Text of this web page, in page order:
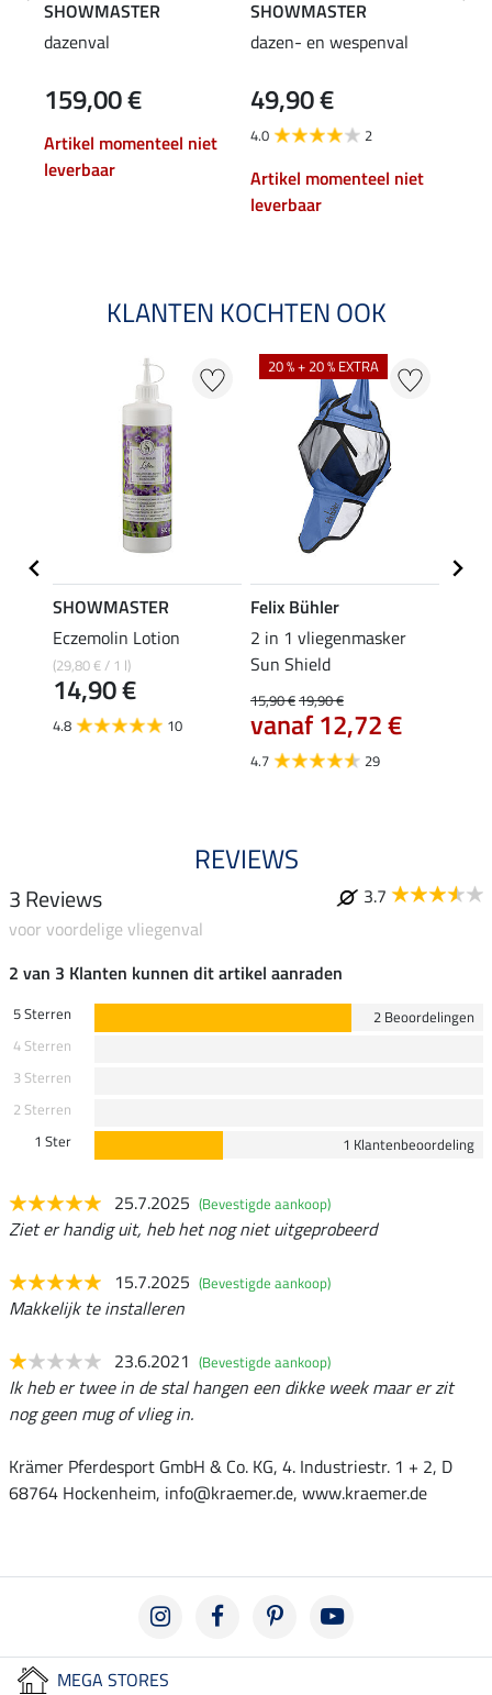
SHOWMASTER
dazenval
159,00 €
Artikel momenteel niet
leverbaar
SHOWMASTER
dazen- en wespenval
49,90 €
4.0 2
Artikel momenteel niet
leverbaar
KLANTEN KOCHTEN OOK
SHOWMASTER
Eczemolin Lotion
(29,80 € / 1 l)
14,90 €
4.8 10
20 % + 20 % EXTRA
Felix Bühler
2 in 1 vliegenmasker
Sun Shield
15,90 €19,90 €
vanaf 12,72 €
4.7 29
REVIEWS
3 Reviews
3.7
voor voordelige vliegenval
2 van 3 Klanten kunnen dit artikel aanraden
5 Sterren
2 Beoordelingen
4 Sterren
3 Sterren
2 Sterren
1 Ster
1 Klantenbeoordeling
25.7.2025 (Bevestigde aankoop)
Ziet er handig uit, heb het nog niet uitgeprobeerd
15.7.2025 (Bevestigde aankoop)
Makkelijk te installeren
23.6.2021 (Bevestigde aankoop)
Ik heb er twee in de stal hangen een dikke week maar er zit
nog geen mug of vlieg in.
Krämer Pferdesport GmbH & Co. KG, 4. Industriestr. 1 + 2, D
68764 Hockenheim, info@kraemer.de, www.kraemer.de
MEGA STORES